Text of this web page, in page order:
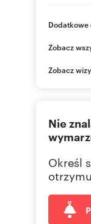
Dodatkowe
Wrocław
PL
501
Zobacz
Zobacz
Nie
Określ